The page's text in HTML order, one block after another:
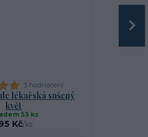
3 hodnocení
lékařská sušený
květ
Kč/ks
53 ks